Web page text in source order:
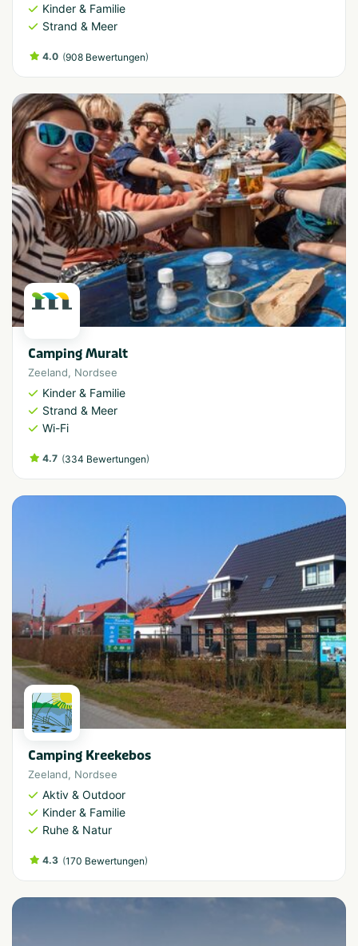
Kinder & Familie
Strand & Meer
4.0 (908 Bewertungen)
Camping Muralt
Zeeland, Nordsee
Kinder & Familie
Strand & Meer
Wi-Fi
4.7 (334 Bewertungen)
Camping Kreekebos
Zeeland, Nordsee
Aktiv & Outdoor
Kinder & Familie
Ruhe & Natur
4.3 (170 Bewertungen)